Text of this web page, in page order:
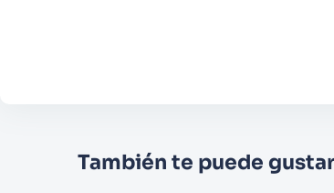
También te puede